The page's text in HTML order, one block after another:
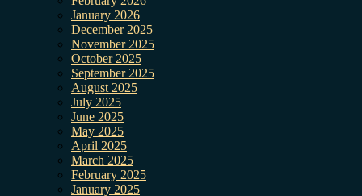
January 2026
December 2025
November 2025
October 2025
September 2025
August 2025
July 2025
June 2025
May 2025
April 2025
March 2025
February 2025
January 2025